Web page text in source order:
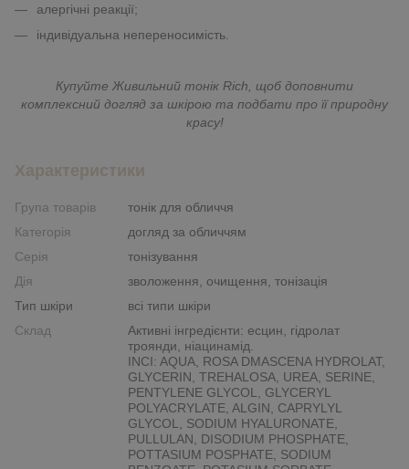
алергічні реакції;
індивідуальна непереносимість.
Купуйте Живильний тонік Rich, щоб доповнити
комплексний догляд за шкірою та подбати про її природну
красу!
Характеристики
Група товарів
тонік для обличчя
Категорія
догляд за обличчям
Серія
тонізування
Дія
зволоження, очищення, тонізація
Тип шкіри
всі типи шкіри
Склад
Активні інгредієнти: есцин, гідролат
троянди, ніацинамід.
INCI: AQUA, ROSA DMASCENA HYDROLAT,
GLYCERIN, TREHALOSA, UREA, SERINE,
PENTYLENE GLYCOL, GLYCERYL
POLYACRYLATE, ALGIN, CAPRYLYL
GLYCOL, SODIUM HYALURONATE,
PULLULAN, DISODIUM PHOSPHATE,
POTTASIUM POSPHATE, SODIUM